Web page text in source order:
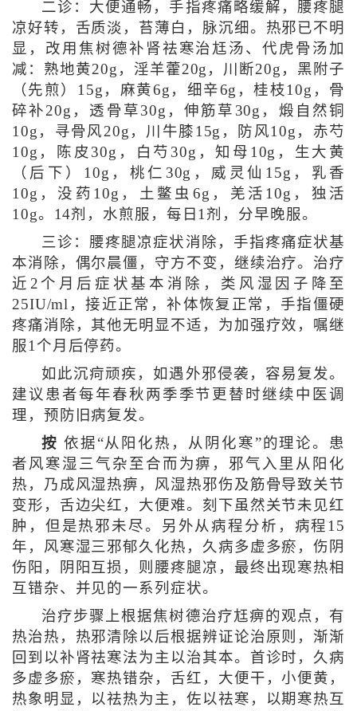
二诊：大便通畅，手指疼痛略缓解，腰疼腿
凉好转，舌质淡，苔薄白，脉沉细。热邪已不明
显，改用焦树德补肾祛寒治尪汤、代虎骨汤加
减：熟地黄20g，淫羊藿20g，川断20g，黑附子
（先煎）15g，麻黄6g，细辛6g，桂枝10g，骨
碎补20g，透骨草30g，伸筋草30g，煅自然铜
10g，寻骨风20g，川牛膝15g，防风10g，赤芍
10g，陈皮30g，白芍30g，知母10g，生大黄
（后下）10g，桃仁30g，威灵仙15g，乳香
10g，没药10g，土鳖虫6g，羌活10g，独活
10g。14剂，水煎服，每日1剂，分早晚服。
三诊：腰疼腿凉症状消除，手指疼痛症状基
本消除，偶尔晨僵，守方不变，继续治疗。治疗
近2个月后症状基本消除，类风湿因子降至
25IU/ml，接近正常，补体恢复正常，手指僵硬
疼痛消除，其他无明显不适，为加强疗效，嘱继
服1个月后停药。
如此沉疴顽疾，如遇外邪侵袭，容易复发。
建议患者每年春秋两季季节更替时继续中医调
理，预防旧病复发。
按 依据“从阳化热，从阴化寒”的理论。患
者风寒湿三气杂至合而为痹，邪气入里从阳化
热，乃成风湿热痹，风湿热邪伤及筋骨导致关节
变形，舌边尖红，大便难。刻下虽然关节未见红
肿，但是热邪未尽。另外从病程分析，病程15
年，风寒湿三邪郁久化热，久病多虚多瘀，伤阴
伤阳，阴阳互损，则腰疼腿凉，最终出现寒热相
互错杂、并见的一系列症状。
治疗步骤上根据焦树德治疗尪痹的观点，有
热治热，热邪清除以后根据辨证论治原则，渐渐
回到以补肾祛寒法为主以治其本。首诊时，久病
多虚多瘀，寒热错杂，舌红，大便干，小便黄，
热象明显，以祛热为主，佐以祛寒，以期寒热互